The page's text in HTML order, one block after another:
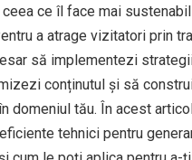
ceea ce îl face mai
a atrage vizitatori prin
să implementezi
conținutul și să
domeniul tău. În acest
tehnici pentru